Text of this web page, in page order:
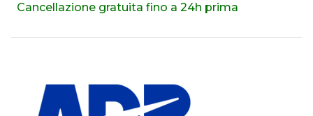
Cancellazione gratuita fino a 24h prima